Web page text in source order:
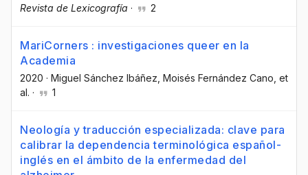
Revista de Lexicografía · 2
MariCorners : investigaciones queer en la
Academia
2020 · Miguel Sánchez Ibáñez , Moisés Fernández Cano , et
al. · 1
Neología y traducción especializada: clave para
calibrar la dependencia terminológica español-
inglés en el ámbito de la enfermedad del